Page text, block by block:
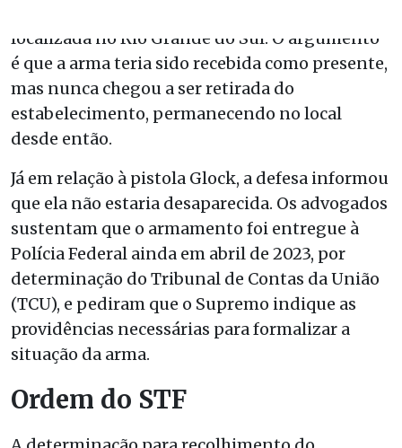
localizada no Rio Grande do Sul. O argumento
é que a arma teria sido recebida como presente,
mas nunca chegou a ser retirada do
estabelecimento, permanecendo no local
desde então.
Já em relação à pistola Glock, a defesa informou
que ela não estaria desaparecida. Os advogados
sustentam que o armamento foi entregue à
Polícia Federal ainda em abril de 2023, por
determinação do Tribunal de Contas da União
(TCU), e pediram que o Supremo indique as
providências necessárias para formalizar a
situação da arma.
Ordem do STF